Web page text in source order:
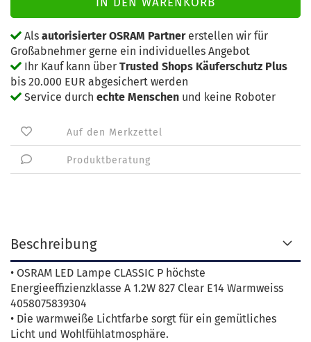
Als autorisierter OSRAM Partnererstellen wir für
Großabnehmer gerne ein individuelles Angebot
Ihr Kauf kann über Trusted Shops Käuferschutz Plus
bis 20.000 EUR abgesichert werden
Service durch echte Menschen und keine Roboter
Auf den Merkzettel
Produktberatung
Beschreibung
• OSRAM LED Lampe CLASSIC P höchste
Energieeffizienzklasse A 1.2W 827 Clear E14 Warmweiss
4058075839304
• Die warmweiße Lichtfarbe sorgt für ein gemütliches
Licht und Wohlfühlatmosphäre.